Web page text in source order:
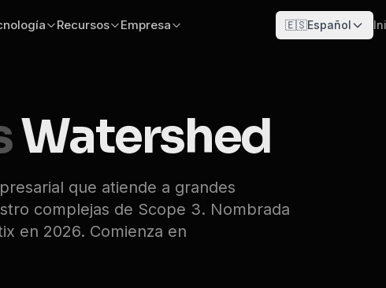
Recursos Empresa 🇪🇸Español
Watershed
que atiende a grandes
complejas de Scope 3. Nombrada
en 2026. Comienza en